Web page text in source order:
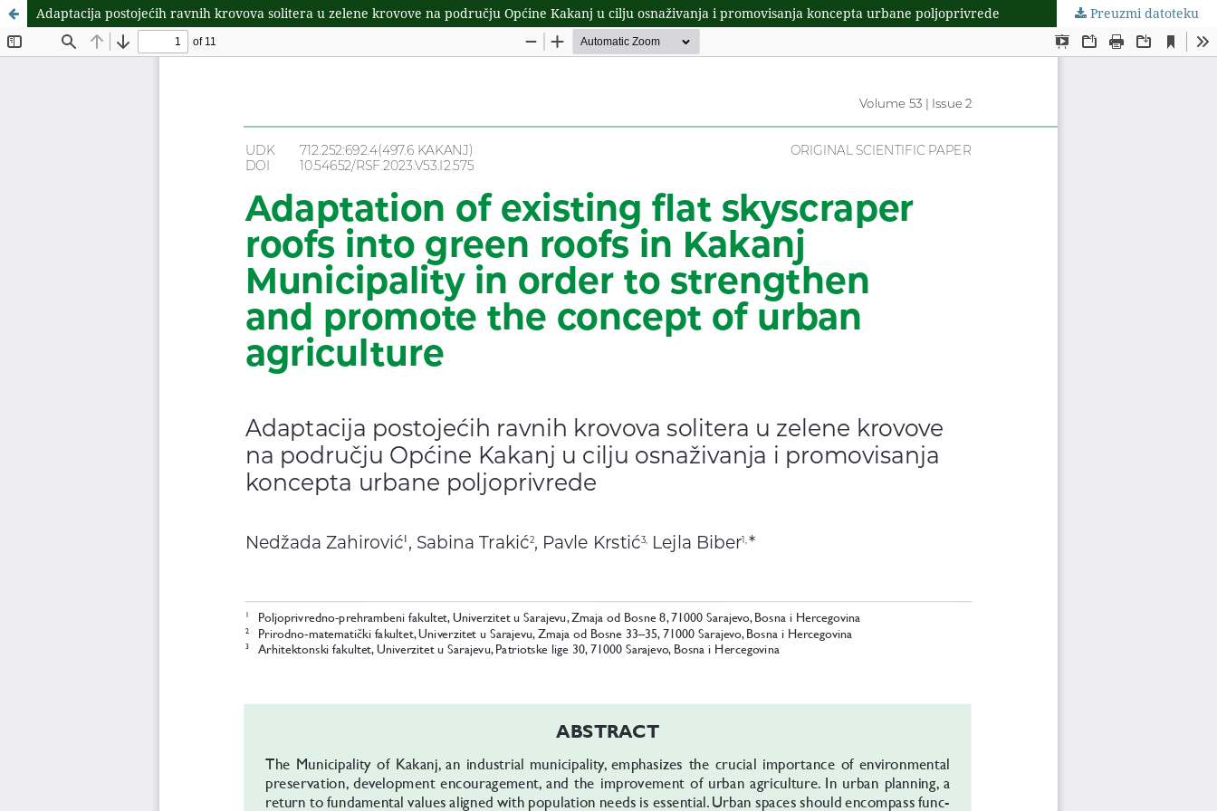
Adaptacija postojećih ravnih krovova solitera u zelene krovove na području Općine Kakanj u cilju osnaživanja i promovisanja koncepta urbane poljoprivrede Preuzmi datoteku